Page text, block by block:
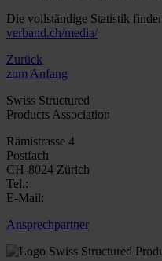
Die vollständige Statistik
verband.ch/media/
Zurück
zum Anfang
Swiss Structured
Products Association
Rämistrasse 4
Postfach
CH-8024 Zürich
Tel.:
E-Mail:
Ansprechpartner